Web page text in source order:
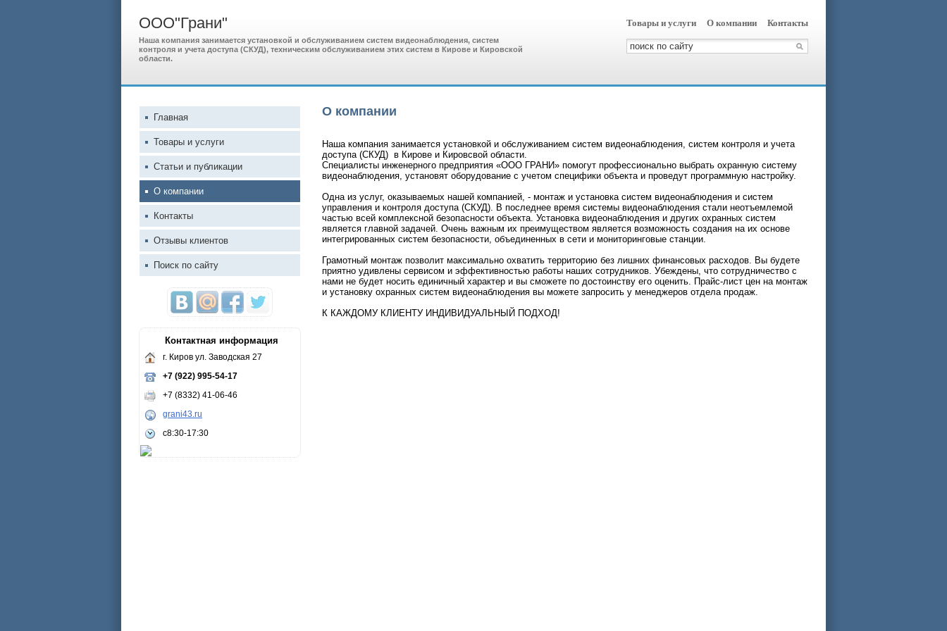
ООО"Грани"
Наша компания занимается установкой и обслуживанием систем видеонаблюдения, систем
контроля и учета доступа (СКУД), техническим обслуживанием этих систем в Кирове и Кировской
области.
Товары и услуги О компании Контакты
О компании
Наша компания занимается установкой и обслуживанием систем видеонаблюдения, систем контроля и учета
доступа (СКУД) в Кирове и Кировсвой области.
Специалисты инженерного предприятия «ООО ГРАНИ» помогут профессионально выбрать охранную систему
видеонаблюдения, установят оборудование с учетом специфики объекта и проведут программную настройку.
Одна из услуг, оказываемых нашей компанией, - монтаж и установка систем видеонаблюдения и систем
управления и контроля доступа (СКУД). В последнее время системы видеонаблюдения стали неотъемлемой
частью всей комплексной безопасности объекта. Установка видеонаблюдения и других охранных систем
является главной задачей. Очень важным их преимуществом является возможность создания на их основе
интегрированных систем безопасности, объединенных в сети и мониторинговые станции.
Грамотный монтаж позволит максимально охватить территорию без лишних финансовых расходов. Вы будете
приятно удивлены сервисом и эффективностью работы наших сотрудников. Убеждены, что сотрудничество с
нами не будет носить единичный характер и вы сможете по достоинству его оценить. Прайс-лист цен на монтаж
и установку охранных систем видеонаблюдения вы можете запросить у менеджеров отдела продаж.
К КАЖДОМУ КЛИЕНТУ ИНДИВИДУАЛЬНЫЙ ПОДХОД!
Главная
Товары и услуги
Статьи и публикации
О компании
Контакты
Отзывы клиентов
Поиск по сайту
Контактная информация
г. Киров ул. Заводская 27
+7 (922) 995-54-17
+7 (8332) 41-06-46
grani43.ru
с8:30-17:30